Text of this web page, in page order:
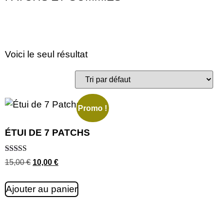
Voici le seul résultat
Promo !
ÉTUI DE 7 PATCHS
Note
4.75
15,00€ 10,00 €
Ajouter au panier